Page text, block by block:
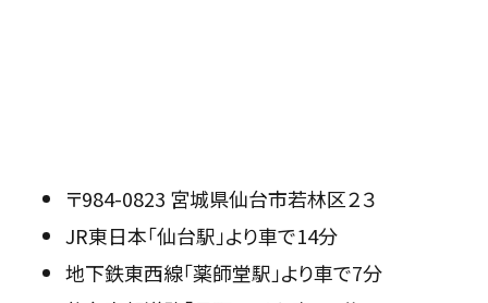
〒984-0823 宮城県仙台市若林区２３
JR東日本「仙台駅」より車で14分
地下鉄東西線「薬師堂駅」より車で7分